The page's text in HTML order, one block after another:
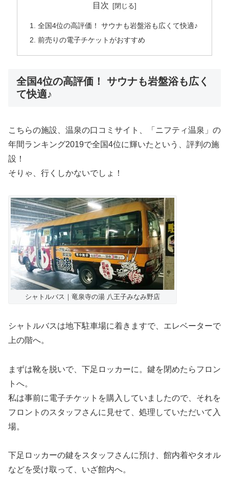
目次
全国4位の高評価！ サウナも岩盤浴も広くて快適♪
前売りの電子チケットがおすすめ
全国4位の高評価！ サウナも岩盤浴も広く
て快適♪
こちらの施設、温泉の口コミサイト、「ニフティ温泉」の
年間ランキング2019で全国4位に輝いたという、評判の施
設！
そりゃ、行くしかないでしょ！
シャトルバス｜竜泉寺の湯 八王子みなみ野店
シャトルバスは地下駐車場に着きますで、エレベーターで
上の階へ。
まずは靴を脱いで、下足ロッカーに。鍵を閉めたらフロン
トへ。
私は事前に電子チケットを購入していましたので、それを
フロントのスタッフさんに見せて、処理していただいて入
場。
下足ロッカーの鍵をスタッフさんに預け、館内着やタオル
などを受け取って、いざ館内へ。